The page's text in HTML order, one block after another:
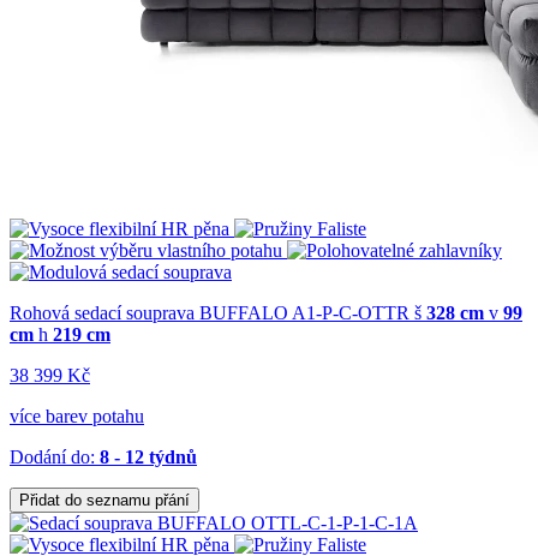
Rohová sedací souprava BUFFALO A1-P-C-OTTR š 328 cm v 99
cm h 219 cm
38 399 Kč
více barev potahu
Dodání do: 8 - 12 týdnů
Přidat do seznamu přání